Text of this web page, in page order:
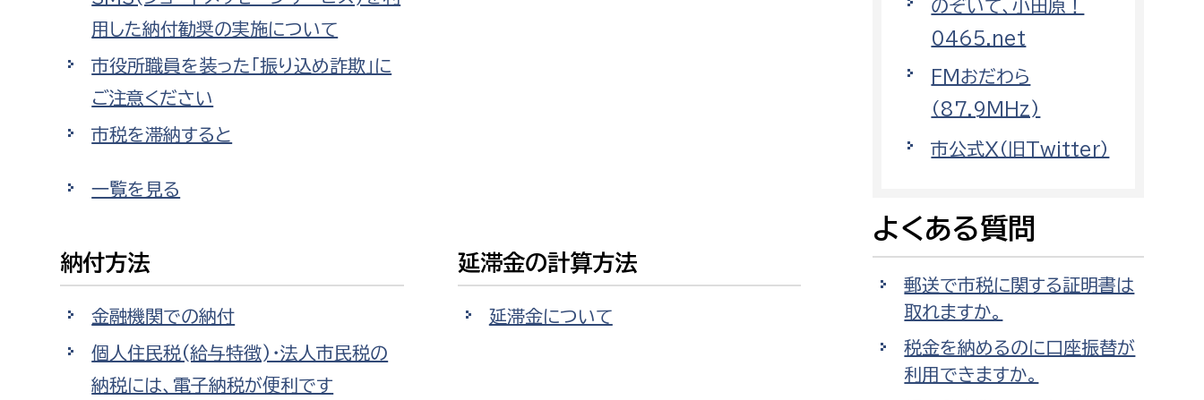
国県事業推進課
土木管理課
道水路整備課
みどり公園課
予防課
情報司令課
消防課
警防第2課
上下水道局
経営総務課
選挙管理委員会事務局 監査事務局
監査事務局
用した納付勧奨の実施について
市役所職員を装った「振り込め詐欺」に
ご注意ください
市税を滞納すると
一覧を見る
納付方法
金融機関での納付
個人住民税(給与特徴)・法人市民税の
納税には、電子納税が便利です
延滞金の計算方法
延滞金について
のぞいて、小田原！
0465.net
FMおだわら
（87.9MHz)
市公式X（旧Twitter）
よくある質問
郵送で市税に関する証明書は
取れますか。
税金を納めるのに口座振替が
利用できますか。